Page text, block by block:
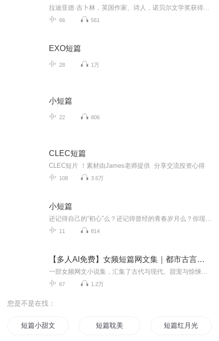
66 561
EXO短篇
28 1万
小短篇
22 806
CLEC短篇
CLEC短片 ！素材由James老师提供 分享交流投资心得
108 3.6万
小短篇
11 814
【多人AI免费】女频短篇网文集｜都市古言｜咸甜皆有
67 1.2万
您是不是在找：
短篇小甜文 短篇耽美 短篇红月光